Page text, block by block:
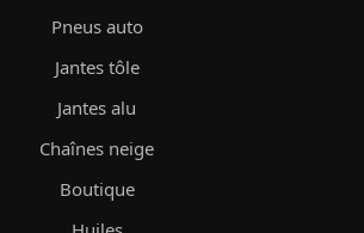
Pneus auto
Jantes tôle
Jantes alu
Chaînes neige
Boutique